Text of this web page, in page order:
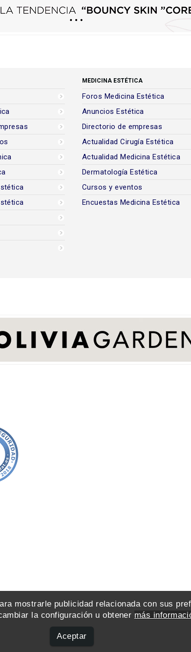
mostrarle publicidad relacionada con sus
la configuración u obtener más
Aceptar
MEDICINA ESTÉTICA
Foros Medicina Estética
Anuncios Estética
Directorio de empresas
Actualidad Cirugía Estética
Actualidad Medicina Estética
Dermatología Estética
Cursos y eventos
Encuestas Medicina Estética